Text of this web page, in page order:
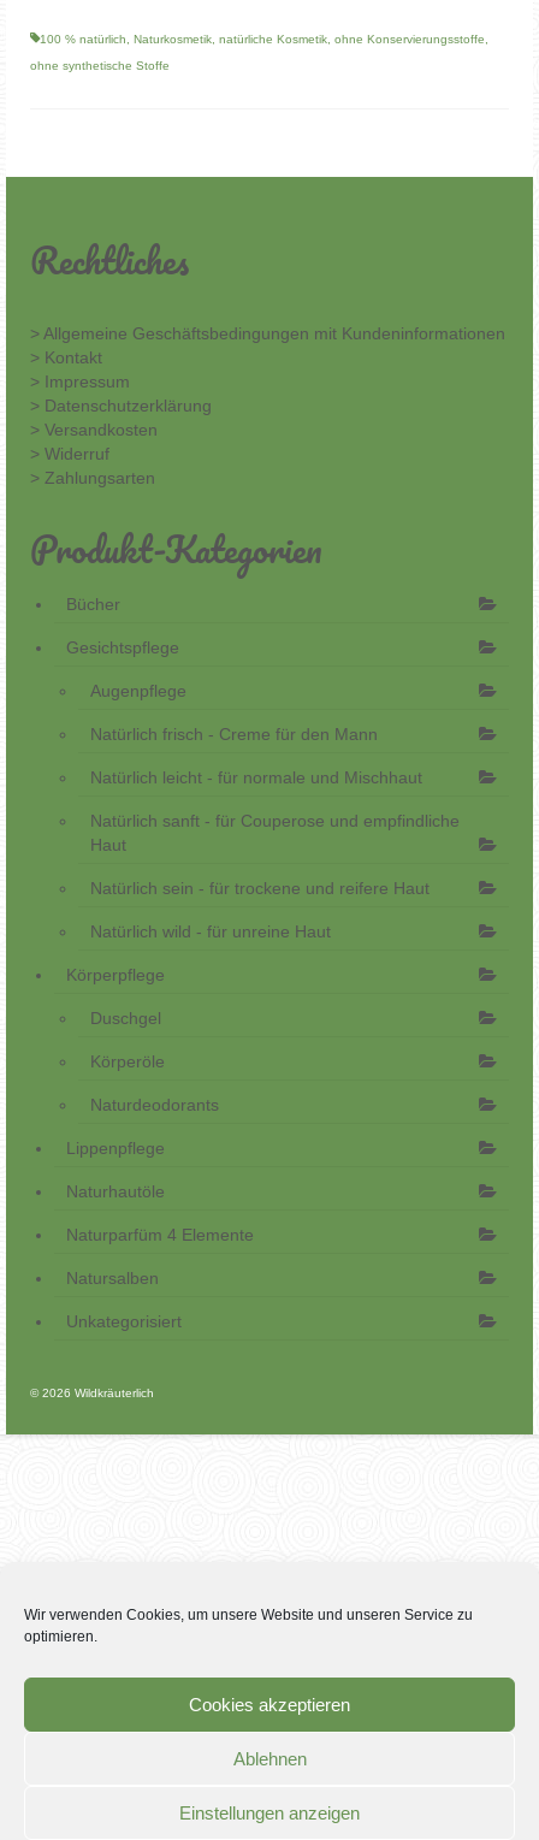
Wir verwenden Cookies, um unsere Website und unseren Service zu
optimieren.
Cookies akzeptieren
Ablehnen
Einstellungen anzeigen
100 % natürlich Naturkosmetik natürliche Kosmetik ohne Konservierungsstoffe
ohne synthetische Stoffe
Rechtliches
> Allgemeine Geschäftsbedingungen mit Kundeninformationen
> Kontakt
> Impressum
> Datenschutzerklärung
> Versandkosten
> Widerruf
> Zahlungsarten
Produkt-Kategorien
Bücher
Gesichtspflege
Augenpflege
Natürlich frisch - Creme für den Mann
Natürlich leicht - für normale und Mischhaut
Natürlich sanft - für Couperose und empfindliche
Haut
Natürlich sein - für trockene und reifere Haut
Natürlich wild - für unreine Haut
Körperpflege
Duschgel
Körperöle
Naturdeodorants
Lippenpflege
Naturhautöle
Naturparfüm 4 Elemente
Natursalben
Unkategorisiert
© 2026 Wildkräuterlich